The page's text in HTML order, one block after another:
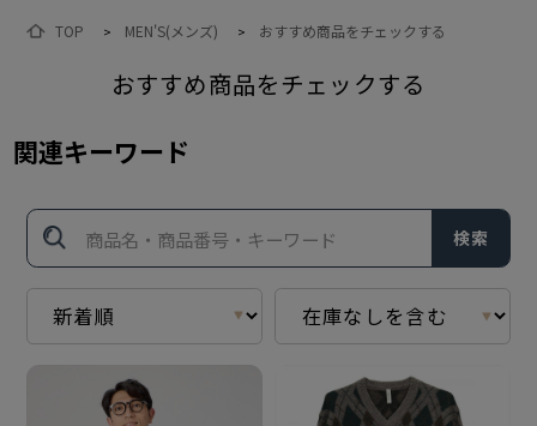
TOP > MEN'S(メンズ) > おすすめ商品をチェックする
おすすめ商品をチェックする
関連キーワード
検索